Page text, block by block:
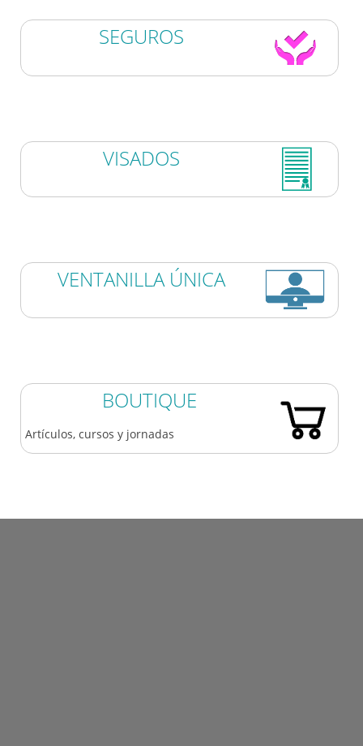
SEGUROS
VISADOS
VENTANILLA ÚNICA
BOUTIQUE
Artículos, cursos y jornadas